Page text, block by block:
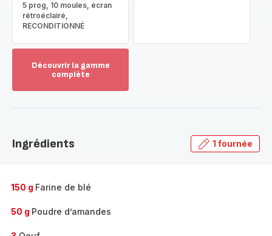
5 prog, 10 moules, écran
rétroéclairé,
RECONDITIONNÉ
Découvrir la gamme
complète
gamme
Ingrédients 1 fournée
150 g Farine de blé
50 g Poudre d’amandes